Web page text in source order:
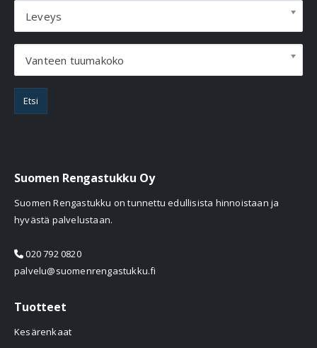
Leveys
Vanteen tuumakoko
Etsi
Suomen Rengastukku Oy
Suomen Rengastukku on tunnettu edullisista hinnoistaan ja
hyvästä palvelustaan.
020 792 0820
palvelu@suomenrengastukku.fi
Tuotteet
Kesärenkaat